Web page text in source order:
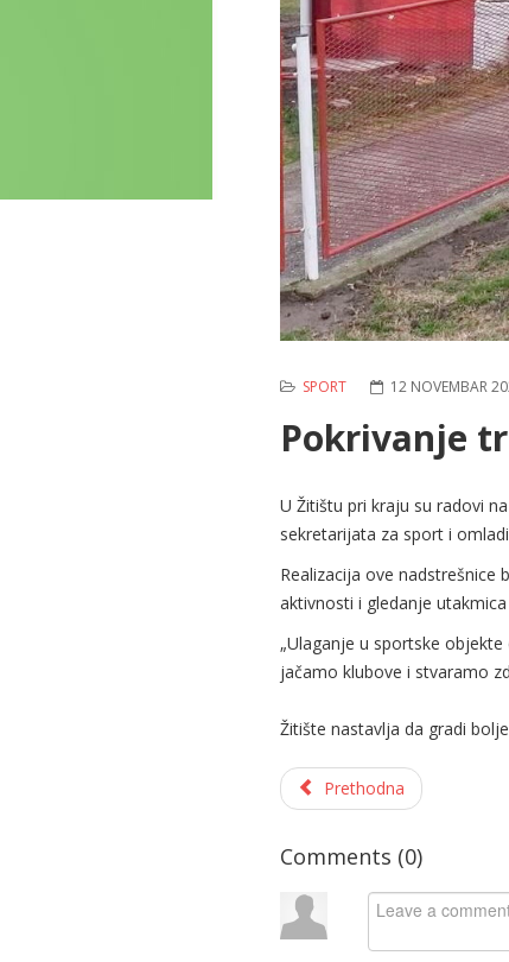
SPORT 12 NOVEMBAR
Pokrivanje
U Žitištu pri kraju su radovi
sekretarijata za sport i
Realizacija ove
aktivnosti i gledanje
„Ulaganje u sportske
jačamo klubove i stvaramo
Žitište nastavlja da gradi
Prethodna
Comments (0)